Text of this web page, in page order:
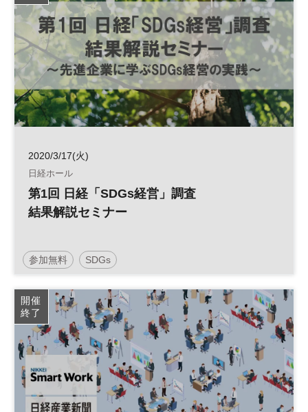
2020/3/17(火)
日経ホール
第1回 日経「SDGs経営」調査
結果解説セミナー
参加無料 SDGs
開催
終了